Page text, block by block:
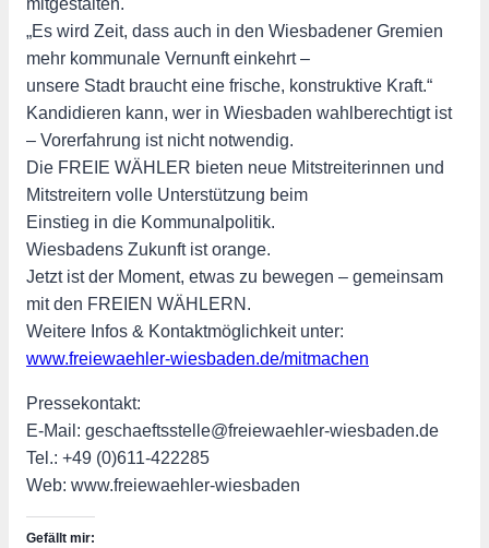
mitgestalten.
„Es wird Zeit, dass auch in den Wiesbadener Gremien
mehr kommunale Vernunft einkehrt –
unsere Stadt braucht eine frische, konstruktive Kraft.“
Kandidieren kann, wer in Wiesbaden wahlberechtigt ist
– Vorerfahrung ist nicht notwendig.
Die FREIE WÄHLER bieten neue Mitstreiterinnen und
Mitstreitern volle Unterstützung beim
Einstieg in die Kommunalpolitik.
Wiesbadens Zukunft ist orange.
Jetzt ist der Moment, etwas zu bewegen – gemeinsam
mit den FREIEN WÄHLERN.
Weitere Infos & Kontaktmöglichkeit unter:
www.freiewaehler-wiesbaden.de/mitmachen
Pressekontakt:
E-Mail: geschaeftsstelle@freiewaehler-wiesbaden.de
Tel.: +49 (0)611-422285
Web: www.freiewaehler-wiesbaden
Gefällt mir: